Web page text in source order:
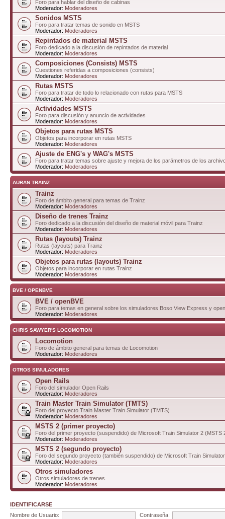
Foro para hablar del diseño de cabinas
Moderador: Moderadores
Sonidos MSTS
Foro para tratar temas de sonido en MSTS
Moderador: Moderadores
Repintados de material MSTS
Foro dedicado a la discusión de repintados de material
Moderador: Moderadores
Composiciones (Consists) MSTS
Cuestiones referidas a composiciones (consists)
Moderador: Moderadores
Rutas MSTS
Foro para tratar de todo lo relacionado con rutas para MSTS
Moderador: Moderadores
Actividades MSTS
Foro para discusión y anuncio de actividades
Moderador: Moderadores
Objetos para rutas MSTS
Objetos para incorporar en rutas MSTS
Moderador: Moderadores
Ajuste de ENG's y WAG's MSTS
Foro para tratar temas sobre ajuste y mejora de los parámetros de los
Moderador: Moderadores
AURAN TRAINZ
Trainz
Foro de ámbito general para temas de Trainz
Moderador: Moderadores
Diseño de trenes Trainz
Foro dedicado a la discusión del diseño de material móvil para Trainz
Moderador: Moderadores
Rutas (layouts) Trainz
Rutas (layouts) para Trainz
Moderador: Moderadores
Objetos para rutas (layouts) Trainz
Objetos para incorporar en rutas Trainz
Moderador: Moderadores
BVE / OPENBVE
BVE / openBVE
Foro para temas en general sobre los simuladores Boso View Express y
Moderador: Moderadores
CHRIS SAWYER'S LOCOMOTION
Locomotion
Foro de ámbito general para temas de Locomotion
Moderador: Moderadores
OTROS SIMULADORES
Open Rails
Foro del simulador Open Rails
Moderador: Moderadores
Train Master Train Simulator (TMTS)
Foro del proyecto Train Master Train Simulator (TMTS)
Moderador: Moderadores
MSTS 2 (primer proyecto)
Foro del primer proyecto (suspendido) de Microsoft Train Simulator 2 (MSTS
Moderador: Moderadores
MSTS 2 (segundo proyecto)
Foro del segundo proyecto (también suspendido) de Microsoft Train
Moderador: Moderadores
Otros simuladores
Otros simuladores de trenes.
Moderador: Moderadores
IDENTIFICARSE
Nombre de Usuario:
Contraseña: